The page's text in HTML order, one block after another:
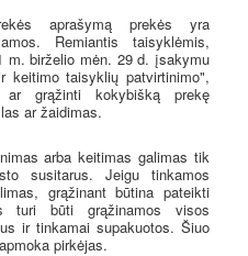
aprašymą prekės yra
Remiantis taisyklėmis,
m. birželio mėn. 29 d. įsakymu
keitimo taisyklių patvirtinimo",
ar grąžinti kokybišką prekę
ar žaidimas.
arba keitimas galimas tik
susitarus. Jeigu tinkamos
grąžinant būtina pateikti
turi būti grąžinamos visos
ir tinkamai supakuotos. Šiuo
pirkėjas.